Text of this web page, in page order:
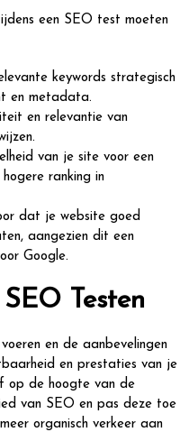
een SEO test moeten
keywords strategisch
en metadata.
en relevantie van
van je site voor een
ranking in
dat je website goed
aangezien dit een
Google.
Testen
en de aanbevelingen
en prestaties van je
op de hoogte van de
van SEO en pas deze toe
organisch verkeer aan